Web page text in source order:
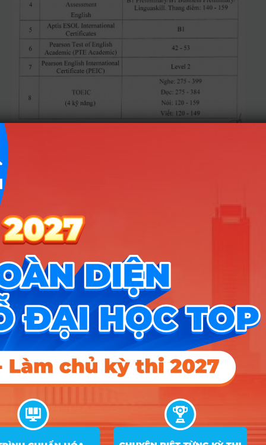
1. Đào tạo tại TPHCM
1 7210110
2 7210402 Thiết kế công nghiệp
3 7210403 Thiết kế đồ họa
4 7210403QT Thiết kế đồ họa
5 7210404 Thiết kế thời trang
7 7580101QT
Kiến trúc (Chương trình
định hướng Quốc tế)
8 7580102 Kiến trúc cảnh quan
9 7580105